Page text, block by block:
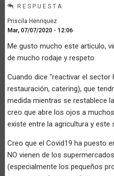
RESPUESTA
Priscila Henriquez
Mar, 07/07/2020 - 12:06
Me gusto mucho este articulo,
de mucho rodaje y respeto.
Cuando dice "reactivar el sector
restauración, catering), que
medida mientras se restablece
creo que abre los ojos a
existe entre la agricultura y este
Creo que el Covid19 ha puesto
NO vienen de los
(especialmente los pequeños